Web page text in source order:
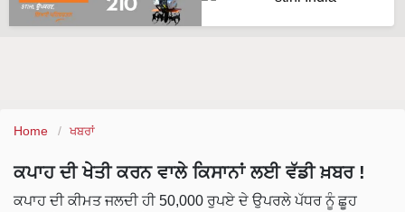
Home ਖਬਰਾਂ
ਕਪਾਹ ਦੀ ਖੇਤੀ ਕਰਨ ਵਾਲੇ ਕਿਸਾਨਾਂ ਲਈ ਵੱਡੀ ਖ਼ਬਰ !
ਕਪਾਹ ਦੀ ਕੀਮਤ ਜਲਦੀ ਹੀ 50,000 ਰੁਪਏ ਦੇ ਉਪਰਲੇ ਪੱਧਰ ਨੂੰ ਛੂਹ